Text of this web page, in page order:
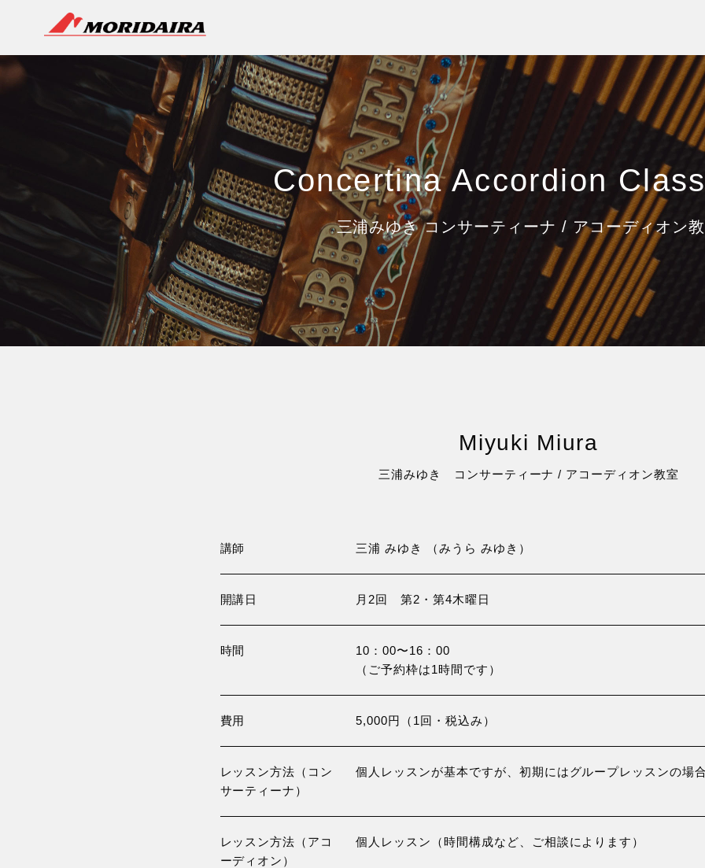
Concertina Accordion
三浦みゆき コンサーティーナ / アコーディオン
Miyuki Miura
三浦みゆき コンサーティーナ / アコーディオン教室
講師 三浦 みゆき （みうら みゆき）
開講日 月2回 第2・第4木曜日
時間
10：00〜16：00
（ご予約枠は1時間です）
費用 5,000円（1回・税込み）
レッスン方法（コン
サーティーナ）
個人レッスンが基本ですが、初期にはグループレッスンの場
レッスン方法（アコ
ーディオン）
個人レッスン（時間構成など、ご相談によります）